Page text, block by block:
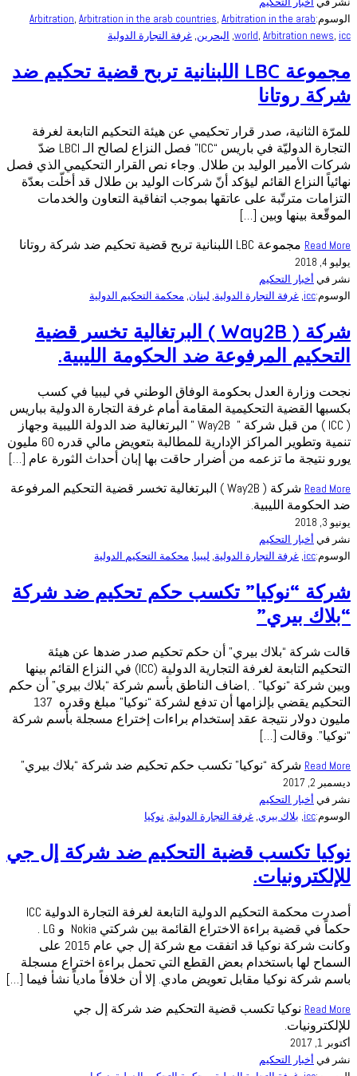
الوسوم:
Arbitration, Arbitration in the arab countries, Arbitration in the arab
world, Arbitration news, icc
, البحرين, غرفة التجارة الدولية
مجموعة LBC اللبنانية تربح قضية تحكيم ضد
شركة روتانا
للمرّة الثانية، صدر قرار تحكيمي عن هيئة التحكيم التابعة لغرفة
التجارة الدوليّة في باريس “ICC” فصل النزاع لصالح الـ LBCI ضدّ
شركات الأمير الوليد بن طلال. وجاء نص القرار التحكيمي الذي فصل
نهائياً النزاع القائم ليؤكد أنّ شركات الوليد بن طلال قد أخلّت بعدّة
التزامات مترتّبة على عاتقها بموجب اتفاقية التعاون والخدمات
الموقّعة بينها وبين […]
Read More مجموعة LBC اللبنانية تربح قضية تحكيم ضد شركة روتانا
يوليو 4, 2018
نشر في أخبار التحكيم
الوسوم:icc
, غرفة التجارة الدولية, لبنان, محكمة التحكيم الدولية
شركة ( Way2B ) البرتغالية تخسر قضية
التحكيم المرفوعة ضد الحكومة الليبية.
نجحت وزارة العدل بحكومة الوفاق الوطني في ليبيا في كسب
بكسبها القضية التحكيمية المقامة أمام غرفة التجارة الدولية بباريس
( ICC ) من قبل شركة ” Way2B ” البرتغالية ضد الدولة الليبية وجهاز
تنمية وتطوير المراكز الإدارية للمطالبة بتعويض مالي قدره 60 مليون
يورو نتيجة ما تزعمه من أضرار حاقت بها إبان أحداث الثورة عام […]
Read More
شركة ( Way2B ) البرتغالية تخسر قضية التحكيم المرفوعة
ضد الحكومة الليبية.
يونيو 3, 2018
نشر في أخبار التحكيم
الوسوم:icc
, غرفة التجارة الدولية, ليبيا, محكمة التحكيم الدولية
شركة “نوكيا” تكسب حكم تحكيم ضد شركة
“بلاك بيري”
قالت شركة “بلاك بيري” أن حكم تحكيم صدر ضدها عن هيئة
التحكيم التابعة لغرفة التجارية الدولية (ICC) في النزاع القائم بينها
وبين شركة “نوكيا” . ,اضاف الناطق بأسم شركة “بلاك بيري” أن حكم
التحكيم يقضي بإلزامها أن تدفع لشركة “نوكيا” مبلغ وقدره 137
مليون دولار نتيجة عقد إستخدام براءات إختراع مسجلة بأسم شركة
“نوكيا”. وقالت […]
Read More شركة “نوكيا” تكسب حكم تحكيم ضد شركة “بلاك بيري”
ديسمبر 2, 2017
نشر في أخبار التحكيم
الوسوم:icc
, بلاك بيري, غرفة التجارة الدولية, نوكيا
نوكيا تكسب قضية التحكيم ضد شركة إل جي
للإلكترونيات.
أصدرت محكمة التحكيم الدولية التابعة لغرفة التجارة الدولية ICC
حكماً في قضية براءة الاختراع القائمة بين شركتي Nokia و LG .
وكانت شركة نوكيا قد اتفقت مع شركة إل جي عام 2015 على
السماح لها باستخدام بعض القطع التي تحمل براءة اختراع مسجلة
باسم شركة نوكيا مقابل تعويض مادي. إلا أن خلافاً مادياً نشأ فيما […]
Read More نوكيا تكسب قضية التحكيم ضد شركة إل جي
للإلكترونيات.
أكتوبر 1, 2017
نشر في أخبار التحكيم